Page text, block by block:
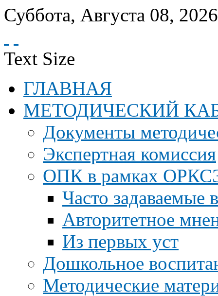
Суббота, Августа 08, 2026
Text Size
ГЛАВНАЯ
МЕТОДИЧЕСКИЙ
Документы
Экспертная комиссия
ОПК в рамках
Часто
Авторитетное
Из первых уст
Дошкольное
Методические